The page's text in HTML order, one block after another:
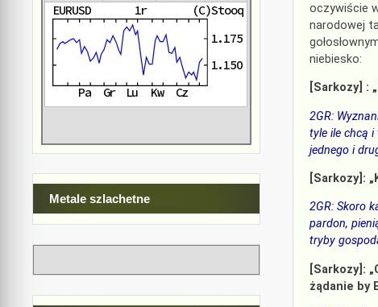
oczywiście
narodowej
niebiesko:
[Sarkozy] :
2GR:
tyle ile chcą i
jednego i
[Sarkozy]:
2GR: Skoro
pardon,
tryby
[Sarkozy]:
żądanie by
Metale szlachetne